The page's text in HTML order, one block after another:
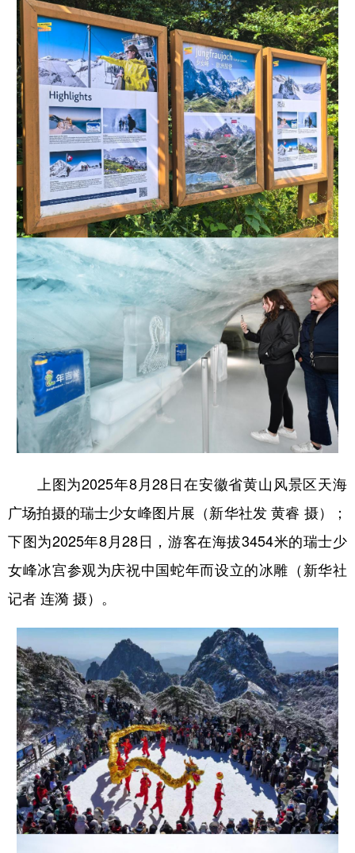
上图为2025年8月28日在安徽省黄山风景区天海
广场拍摄的瑞士少女峰图片展（新华社发 黄睿 摄）；
下图为2025年8月28日，游客在海拔3454米的瑞士少
女峰冰宫参观为庆祝中国蛇年而设立的冰雕（新华社
记者 连漪 摄）。